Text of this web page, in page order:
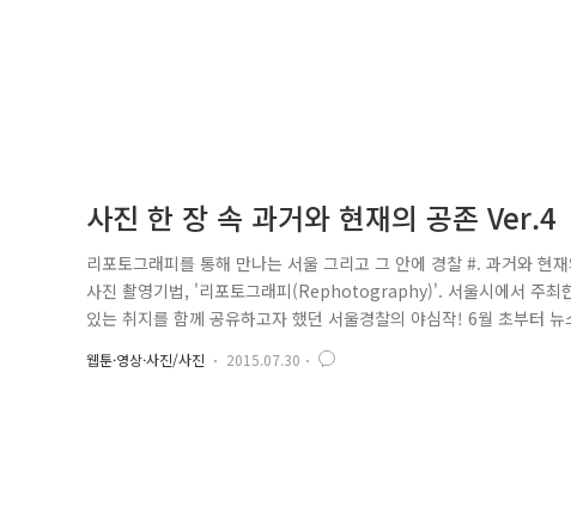
사진 한 장 속 과거와 현재의 공존 Ver.4
리포토그래피를 통해 만나는 서울 그리고 그 안에 경찰 #. 과거와 현
사진 촬영기법, '리포토그래피(Rephotography)'. 서울시에서 주최
있는 취지를 함께 공유하고자 했던 서울경찰의 야심작! 6월 초부터
통해 과거 경찰관들의 모습과 서울의 현재를 함께 담은 사진을 남겨
이 벌써 네 번째 이야기입니다. ^^ 매번 새로운 주제를 찾아 여러분
웹툰·영상·사진/사진 2015.07.30